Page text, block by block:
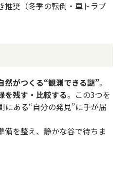
推奨（冬季の転倒・車トラブ
然がつくる“観測できる謎”。
を残す・比較する。この3つを
にある“自分の発見”に手が届
備を整え、静かな谷で待ちま